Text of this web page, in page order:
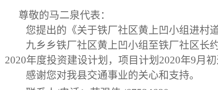
尊敬的马二泉代表：
您提出的《关于铁厂社区黄上凹小组进村
九乡乡铁厂社区黄上凹小组至铁厂社区长
2020年度投资建设计划，项目计划2020年9月
感谢您对我县交通事业的关心和支持。